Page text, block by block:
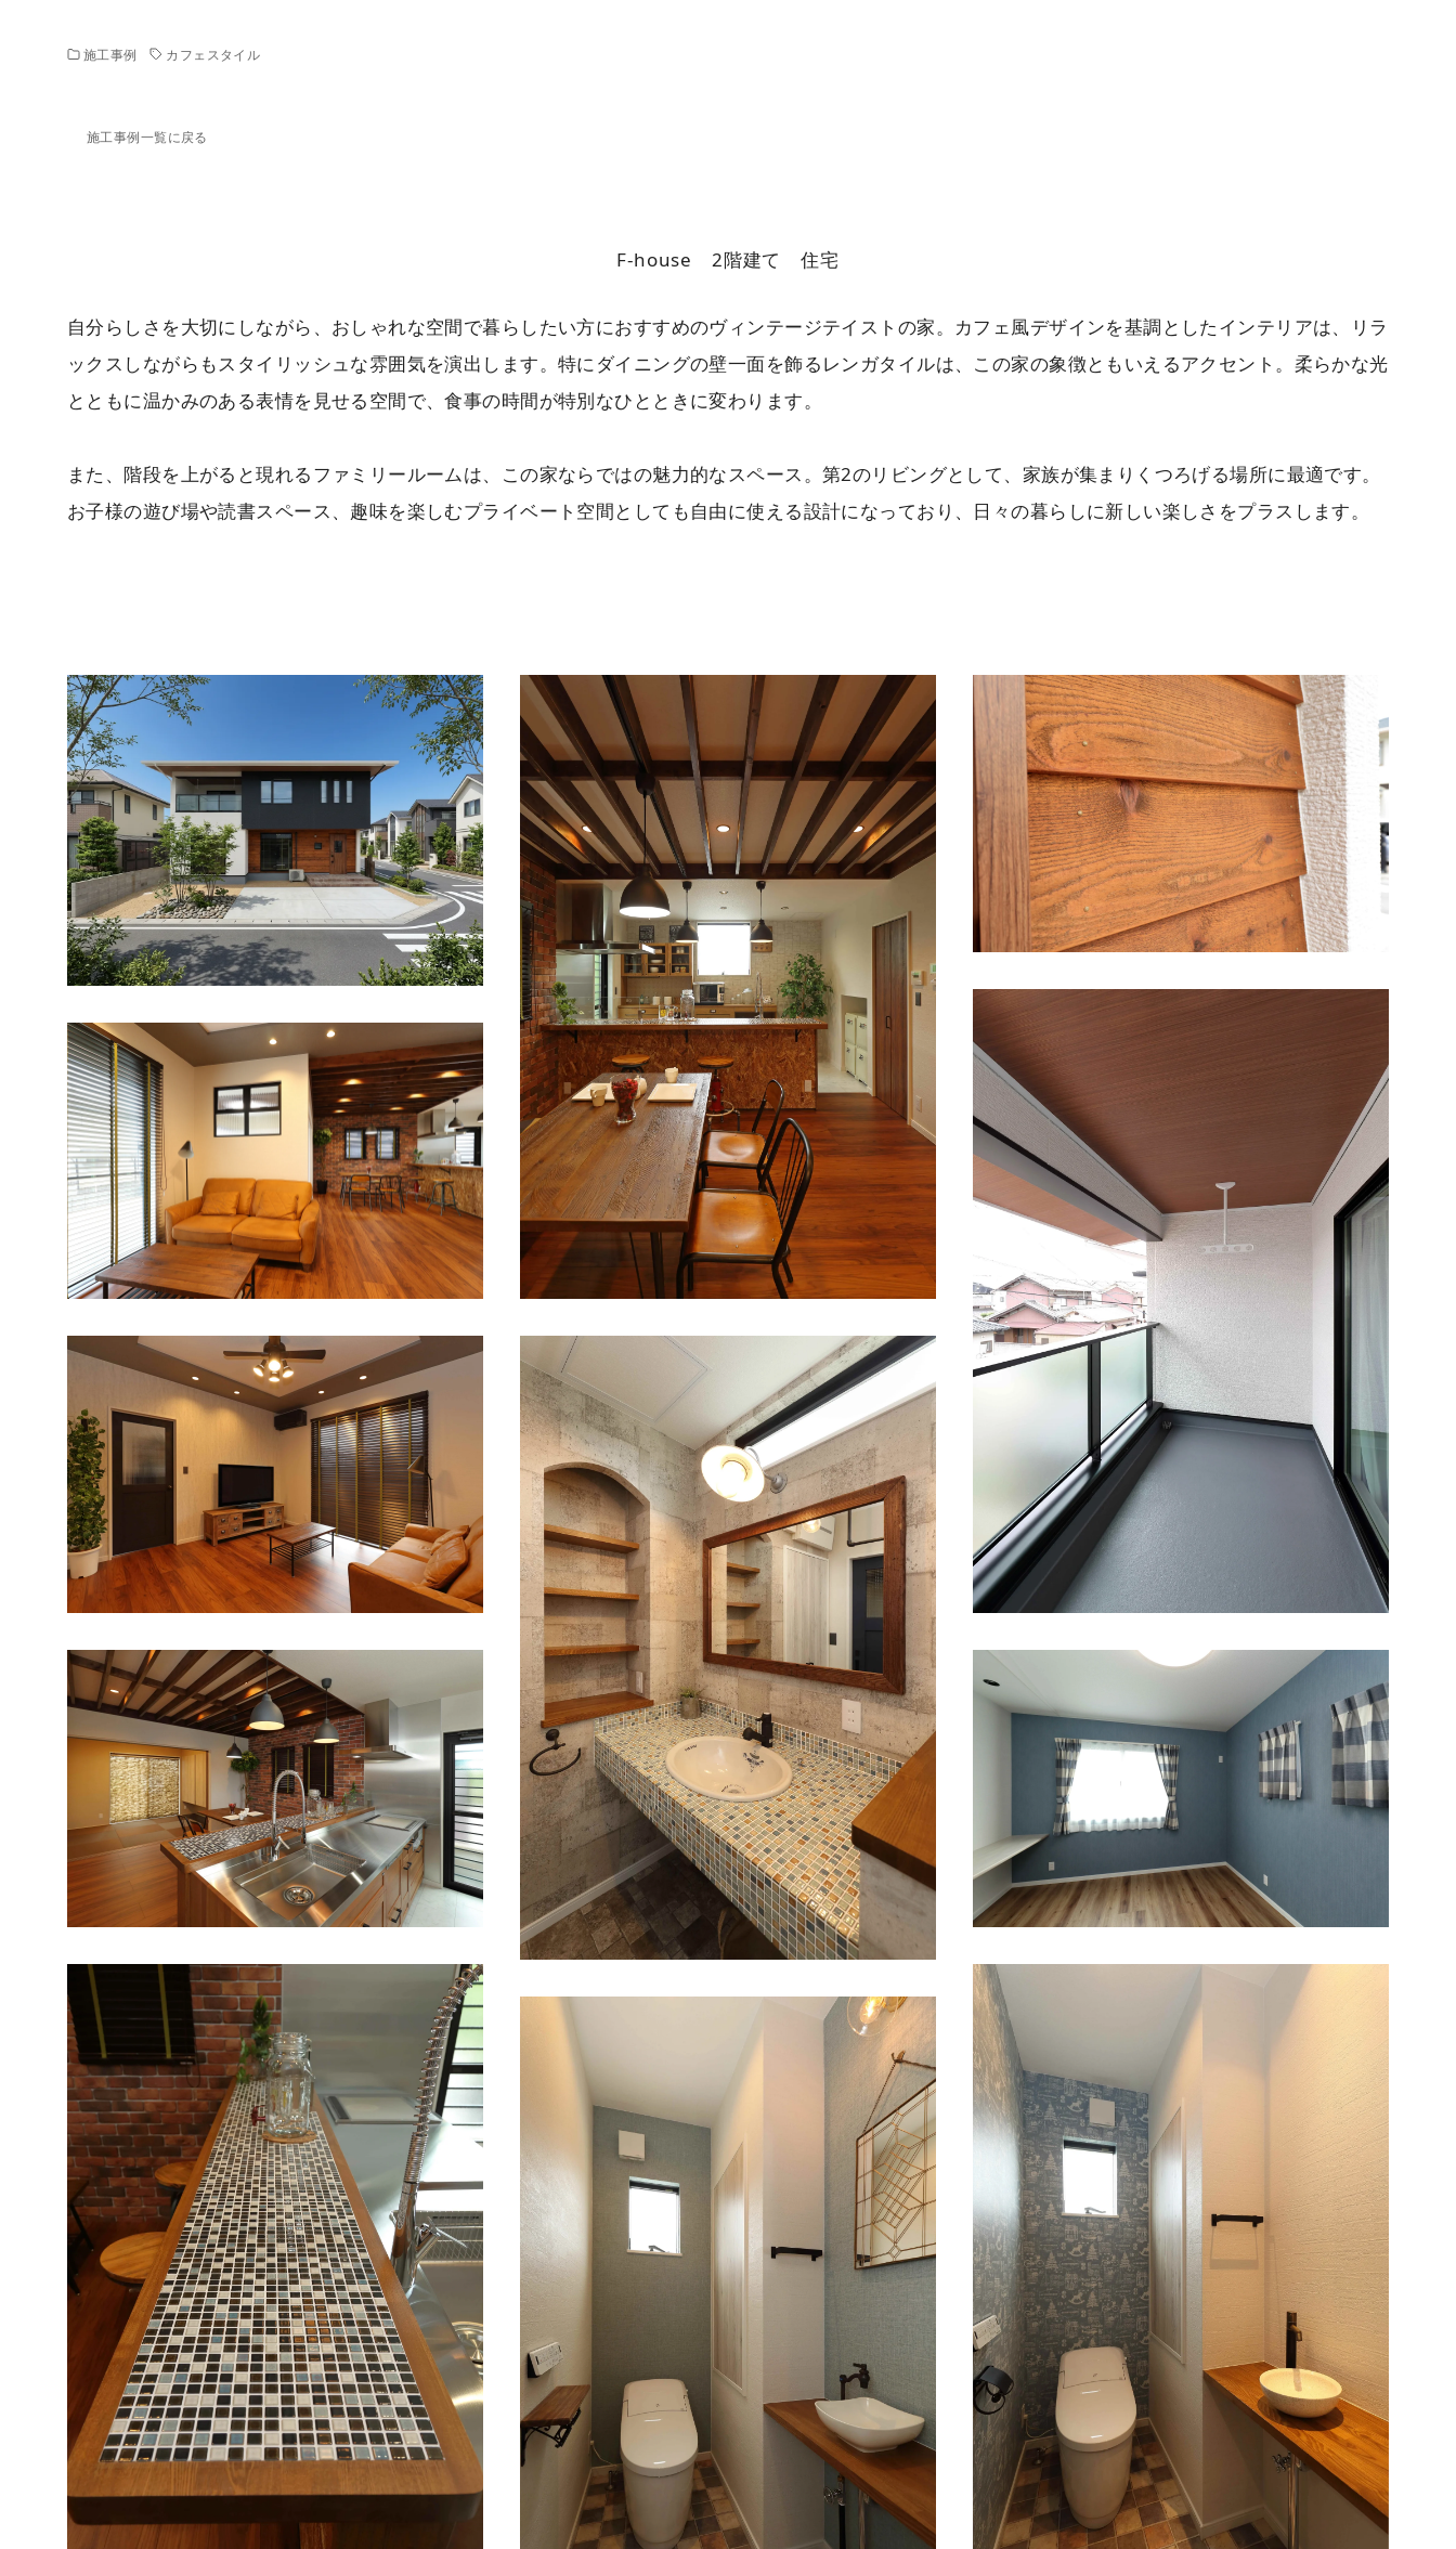
施工事例 カフェスタイル
施工事例一覧に戻る
F-house 2階建て 住宅
自分らしさを大切にしながら、おしゃれな空間で暮らしたい方におすすめのヴィンテージテイストの家。カフェ風デザインを基調としたインテリアは、リラ
ックスしながらもスタイリッシュな雰囲気を演出します。特にダイニングの壁一面を飾るレンガタイルは、この家の象徴ともいえるアクセント。柔らかな光
とともに温かみのある表情を見せる空間で、食事の時間が特別なひとときに変わります。
また、階段を上がると現れるファミリールームは、この家ならではの魅力的なスペース。第2のリビングとして、家族が集まりくつろげる場所に最適です。
お子様の遊び場や読書スペース、趣味を楽しむプライベート空間としても自由に使える設計になっており、日々の暮らしに新しい楽しさをプラスします。